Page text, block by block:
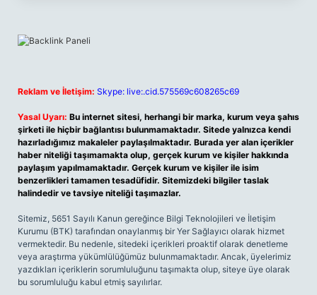
Reklam ve İletişim: Skype: live:.cid.575569c608265c69
Yasal Uyarı: Bu internet sitesi, herhangi bir marka, kurum veya şahıs
şirketi ile hiçbir bağlantısı bulunmamaktadır. Sitede yalnızca kendi
hazırladığımız makaleler paylaşılmaktadır. Burada yer alan içerikler
haber niteliği taşımamakta olup, gerçek kurum ve kişiler hakkında
paylaşım yapılmamaktadır. Gerçek kurum ve kişiler ile isim
benzerlikleri tamamen tesadüfidir. Sitemizdeki bilgiler taslak
halindedir ve tavsiye niteliği taşımazlar.
Sitemiz, 5651 Sayılı Kanun gereğince Bilgi Teknolojileri ve İletişim
Kurumu (BTK) tarafından onaylanmış bir Yer Sağlayıcı olarak hizmet
vermektedir. Bu nedenle, sitedeki içerikleri proaktif olarak denetleme
veya araştırma yükümlülüğümüz bulunmamaktadır. Ancak, üyelerimiz
yazdıkları içeriklerin sorumluluğunu taşımakta olup, siteye üye olarak
bu sorumluluğu kabul etmiş sayılırlar.